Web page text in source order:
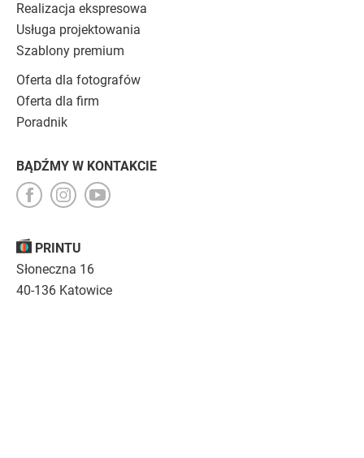
PRINTU
Słoneczna 16
40-136 Katowice
Realizacja ekspresowa
Usługa projektowania
Szablony premium
Oferta dla fotografów
Oferta dla firm
Poradnik
BĄDŹMY W KONTAKCIE